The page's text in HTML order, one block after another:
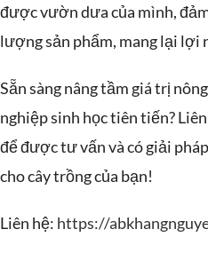
được vườn dưa của mình,
lượng sản phẩm, mang lại lợi
Sẵn sàng nâng tầm giá trị
nghiệp sinh học tiên tiến?
để được tư vấn và có giải
cho cây trồng của bạn!
Liên hệ: https://